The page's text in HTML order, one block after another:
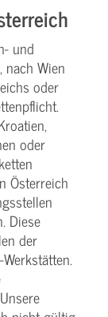
und
Wien
oder
oder
Österreich
Diese
der